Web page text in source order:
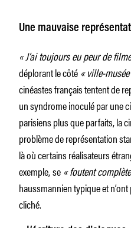
Une mauvaise
« J’ai toujours eu peur de
déplorant le côté « ville-
cinéastes français tentent de
un syndrome inoculé par une
parisiens plus que parfaits, la
problème de représentation
là où certains réalisateurs
exemple,se « foutent
haussmannien typique et
cliché.